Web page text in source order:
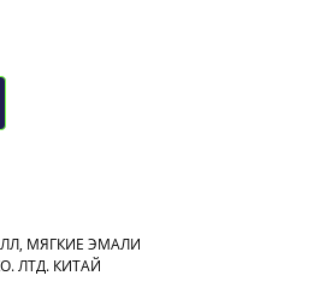
МЯГКИЕ ЭМАЛИ
ЛТД. КИТАЙ